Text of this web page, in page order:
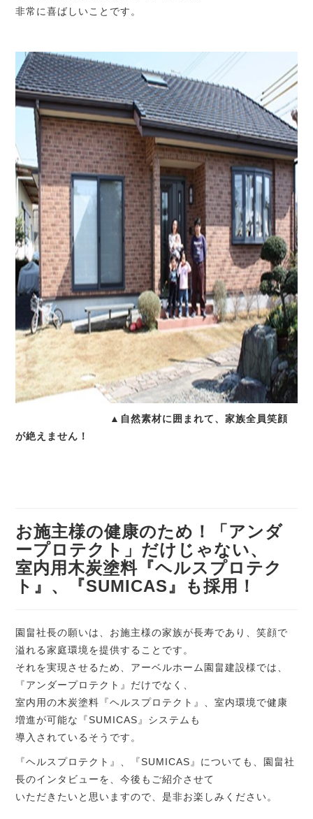
非常に喜ばしいことです。
▲自然素材に囲まれて、家族全員笑顔
が絶えません！
お施主様の健康のため！「アンダ
ープロテクト」だけじゃない、
室内用木炭塗料『ヘルスプロテク
ト』、『SUMICAS』も採用！
園畠社長の願いは、お施主様の家族が長寿であり、笑顔で
溢れる家庭環境を提供することです。
それを実現させるため、アーベルホーム園畠建設様では、
『アンダープロテクト』だけでなく、
室内用の木炭塗料『ヘルスプロテクト』、室内環境で健康
増進が可能な『SUMICAS』システムも
導入されているそうです。
『ヘルスプロテクト』、『SUMICAS』についても、園畠社
長のインタビューを、今後もご紹介させて
いただきたいと思いますので、是非お楽しみください。